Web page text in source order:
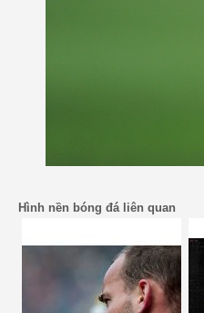
Hình nền bóng đá liên quan